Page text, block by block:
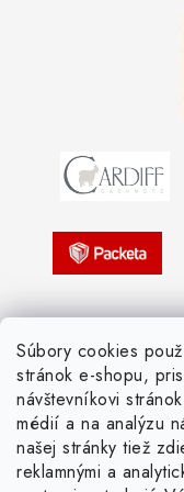
Súbory cookies
stránok e-shopu,
návštevníkovi
médií a na analýzu
našej stránky tiež
reklamnými a
Kedy objednáme nový
Žiadosť dotknutej osoby
Ako sa orientovať v
Pletený slovník anglicky-
Pletený slovník česky-